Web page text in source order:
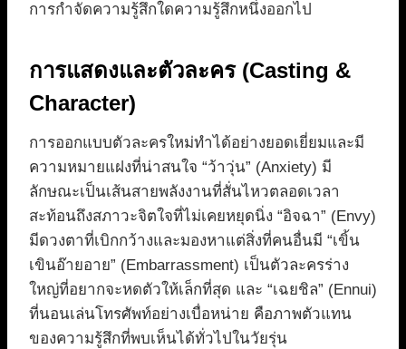
การกำจัดความรู้สึกใดความรู้สึกหนึ่งออกไป
การแสดงและตัวละคร (Casting &
Character)
การออกแบบตัวละครใหม่ทำได้อย่างยอดเยี่ยมและมี
ความหมายแฝงที่น่าสนใจ “ว้าวุ่น” (Anxiety) มี
ลักษณะเป็นเส้นสายพลังงานที่สั่นไหวตลอดเวลา
สะท้อนถึงสภาวะจิตใจที่ไม่เคยหยุดนิ่ง “อิจฉา” (Envy)
มีดวงตาที่เบิกกว้างและมองหาแต่สิ่งที่คนอื่นมี “เขิ้น
เขินอ๊ายอาย” (Embarrassment) เป็นตัวละครร่าง
ใหญ่ที่อยากจะหดตัวให้เล็กที่สุด และ “เฉยชิล” (Ennui)
ที่นอนเล่นโทรศัพท์อย่างเบื่อหน่าย คือภาพตัวแทน
ของความรู้สึกที่พบเห็นได้ทั่วไปในวัยรุ่น